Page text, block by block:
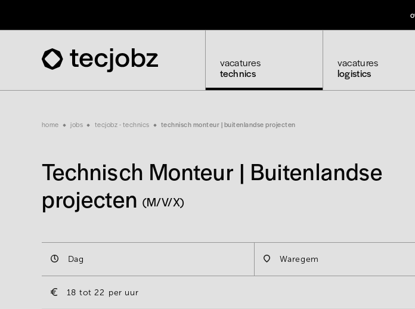
main
vacatures
technics
vacatures
logistics
Breadcrumb
home jobs tecjobz - technics technisch monteur | buitenlandse projecten
Technisch Monteur | Buitenlandse
projecten (M/V/X)
Dag Waregem
18 22 per uur